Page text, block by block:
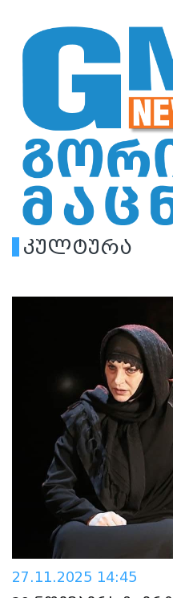
კულტურა
27.11.2025 14:45